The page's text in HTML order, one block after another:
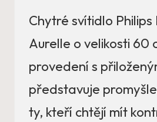
Chytré svítidlo Philips
Aurelle o velikosti 60
provedení s
představuje
ty, kteří chtějí mít